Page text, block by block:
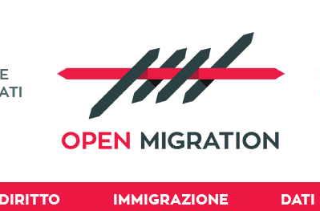
DIRITTO
IMMIGRAZIONE
DATI